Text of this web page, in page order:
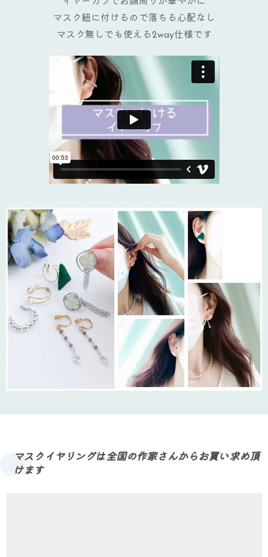
マスク紐に付けるので落ちる心配なし
マスク無しでも使える2way仕様です
マスクイヤリングは全国の作家さんからお買い求め頂
けます